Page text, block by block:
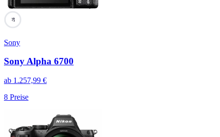
97
Sony
Sony Alpha 6700
ab 1.257,99 €
8 Preise